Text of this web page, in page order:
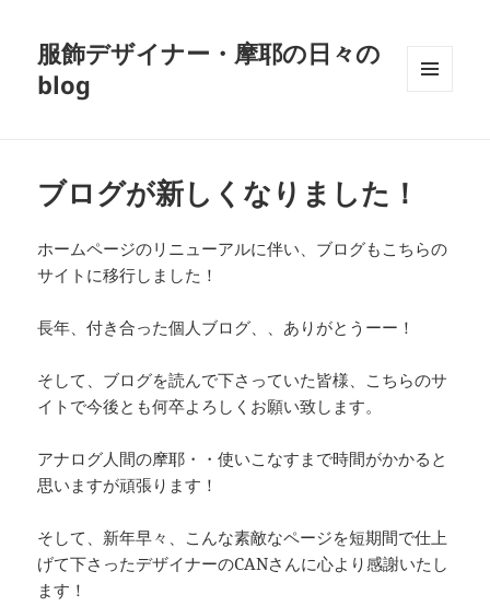
服飾デザイナー・摩耶の日々の
blog
ブログが新しくなりました！
ホームページのリニューアルに伴い、ブログもこちらの
サイトに移行しました！
長年、付き合った個人ブログ、、ありがとうーー！
そして、ブログを読んで下さっていた皆様、こちらのサ
イトで今後とも何卒よろしくお願い致します。
アナログ人間の摩耶・・使いこなすまで時間がかかると
思いますが頑張ります！
そして、新年早々、こんな素敵なページを短期間で仕上
げて下さったデザイナーのCANさんに心より感謝いたし
ます！